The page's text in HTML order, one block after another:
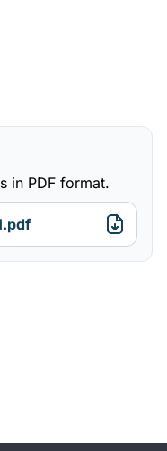
in PDF format.